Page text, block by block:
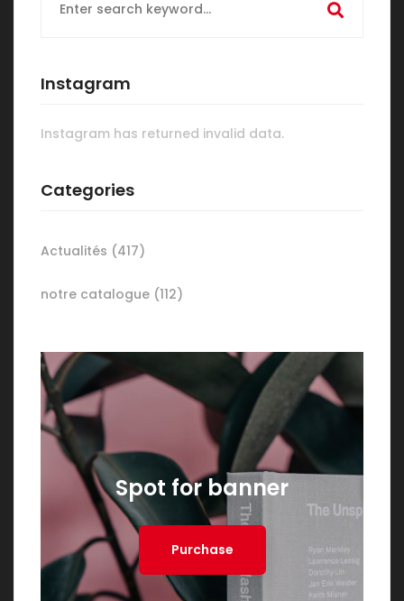
for:
Instagram
Instagram has returned invalid data.
Categories
Actualités (417)
notre catalogue (112)
Spot for banner
Purchase